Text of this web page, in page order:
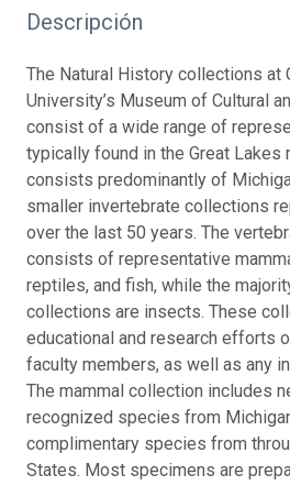
Descripción
The Natural History collections at
University’s Museum of Cultural
consist of a wide range of
typically found in the Great Lakes
consists predominantly of
smaller invertebrate collections
over the last 50 years. The
consists of representative
reptiles, and fish, while the
collections are insects. These
educational and research efforts
faculty members, as well as any
The mammal collection includes
recognized species from
complimentary species from
States. Most specimens are